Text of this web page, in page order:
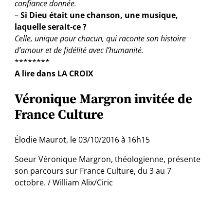
confiance donnée.
–Si Dieu était une chanson, une musique,
laquelle serait-ce ?
Celle, unique pour chacun, qui raconte son histoire
d’amour et de fidélité avec l’humanité.
********
A lire dans LA CROIX
Véronique Margron invitée de
France Culture
Élodie Maurot, le 03/10/2016 à 16h15
Soeur Véronique Margron, théologienne, présente
son parcours sur France Culture, du 3 au 7
octobre. / William Alix/Ciric